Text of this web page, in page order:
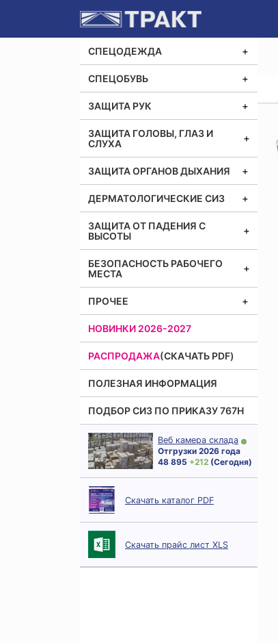
СПЕЦОДЕЖДА
СПЕЦОБУВЬ
ЗАЩИТА РУК
ЗАЩИТА ГОЛОВЫ, ГЛАЗ И
СЛУХА
ЗАЩИТА ОРГАНОВ ДЫХАНИЯ
ДЕРМАТОЛОГИЧЕСКИЕ СИЗ
ЗАЩИТА ОТ ПАДЕНИЯ С
ВЫСОТЫ
БЕЗОПАСНОСТЬ РАБОЧЕГО
МЕСТА
ПРОЧЕЕ
НОВИНКИ 2026-2027
РАСПРОДАЖА(СКАЧАТЬ PDF)
ПОЛЕЗНАЯ ИНФОРМАЦИЯ
ПОДБОР СИЗ ПО ПРИКАЗУ 767Н
Веб камера склада
Отгрузки 2026 года
48 895 + 212 (Сегодня)
Скачать каталог PDF
Скачать прайс лист XLS